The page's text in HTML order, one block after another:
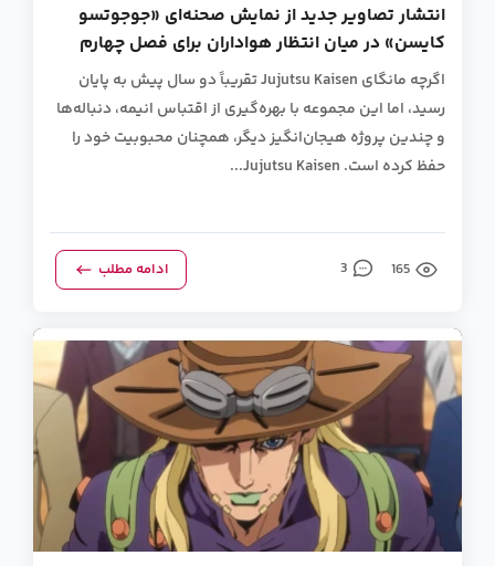
انتشار تصاویر جدید از نمایش صحنه‌ای «جوجوتسو
کایسن» در میان انتظار هواداران برای فصل چهارم
اگرچه مانگای Jujutsu Kaisen تقریباً دو سال پیش به پایان
رسید، اما این مجموعه با بهره‌گیری از اقتباس انیمه، دنباله‌ها
و چندین پروژه هیجان‌انگیز دیگر، همچنان محبوبیت خود را
حفظ کرده است. Jujutsu Kaisen...
165
3 ادامه مطلب